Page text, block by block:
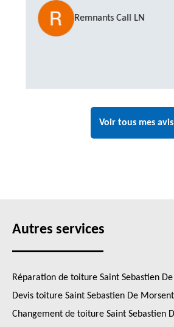
ponctuel et à l’écoute, le
impeccable et le chantier a été
Un artisan de confiance que je
Remnants Call LN
Voir tous mes avis
Autres services
Réparation de toiture Saint Sebastien
Devis toiture Saint Sebastien De
Changement de toiture Saint Sebastien